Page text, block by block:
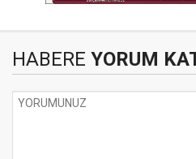
HABERE YORUM